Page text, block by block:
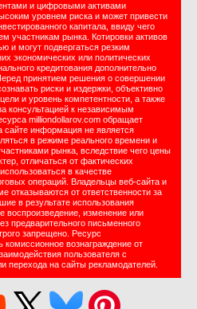
и цифровыми активами
уровнем риска и может привести
капитала, ввиду чего
участникам рынка. Котировки активов
и могут подвергаться резким
экономических или политических
кредитования дополнительно
принятием решения о совершении
риски и издержки, объективно
и уровень компетентности, а также
консультацией к независимым
milliondollarov.com обращает
сайте информация не является
в режиме реального времени и
рынка, вследствие чего цены
отличаться от фактических
в качестве
операций. Владельцы веб-сайта и
отказываются от ответственности за
в результате использования
изменение или
предварительного письменного
запрещено. Ресурс
комиссионное вознаграждение от
пользователя с
перехода на сайты рекламодателей.